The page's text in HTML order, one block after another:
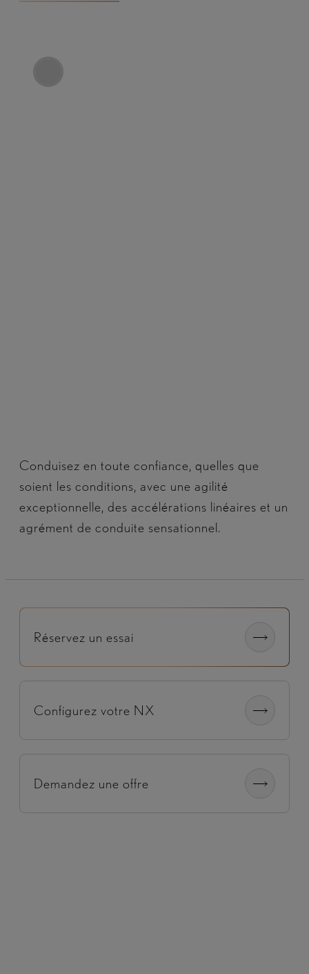
Conduisez en toute confiance, quelles que
soient les conditions, avec une agilité
exceptionnelle, des accélérations linéaires et un
agrément de conduite sensationnel.
Réservez un essai
Configurez votre NX
Demandez une offre